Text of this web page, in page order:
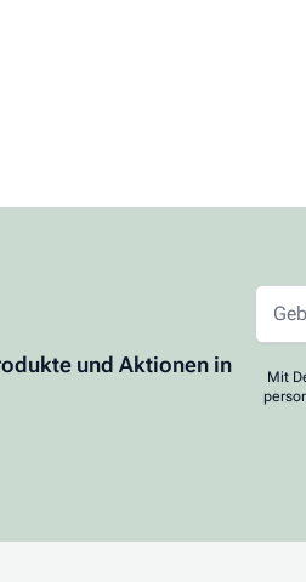
und Aktionen in
Mit